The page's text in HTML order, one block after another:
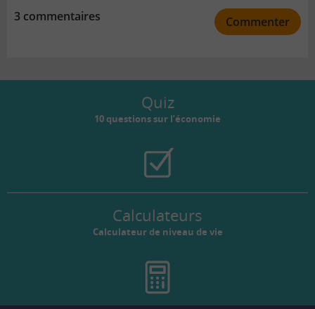
3 commentaires Commenter
Quiz
10 questions sur l’économie
Calculateurs
Calculateur de niveau de vie